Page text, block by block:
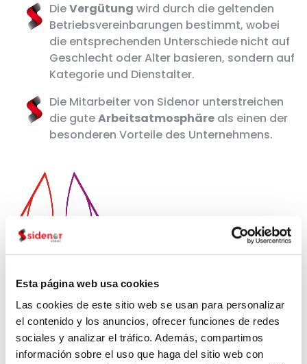
Esta página web usa cookies
Las cookies de este sitio web se usan para personalizar
el contenido y los anuncios, ofrecer funciones de redes
sociales y analizar el tráfico. Además, compartimos
información sobre el uso que haga del sitio web con
DieVergütung wird durch die geltenden
Betriebsvereinbarungen bestimmt, wobei
die entsprechenden Unterschiede nicht auf
Geschlecht oder Alter basieren, sondern auf
Kategorie und Dienstalter.
Die Mitarbeiter von Sidenor unterstreichen
die guteArbeitsatmosphäre als einen der
besonderen Vorteile des Unternehmens.